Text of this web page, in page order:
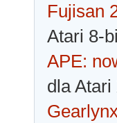
Fujisan
Atari 8-
APE:
dla